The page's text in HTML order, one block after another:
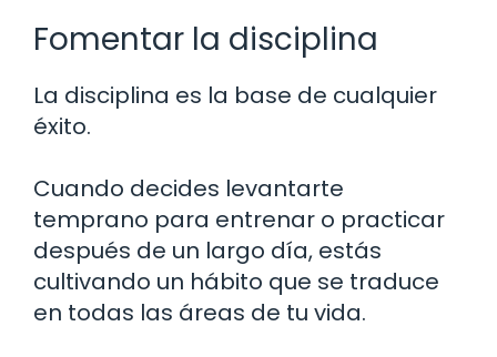
Fomentar la disciplina
La disciplina es la base de cualquier
éxito.
Cuando decides levantarte
temprano para entrenar o practicar
después de un largo día, estás
cultivando un hábito que se traduce
en todas las áreas de tu vida.